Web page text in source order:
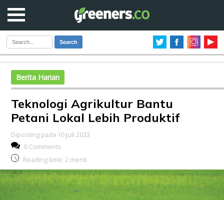
Search
Berita Harian
Teknologi Agrikultur Bantu
Petani Lokal Lebih Produktif
Diposting pada 10 Juli 2023
0 Comments
Reading time: 2 menit